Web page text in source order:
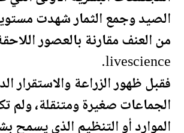
الصيد وجمع الثمار شهدت
من العنف مقارنة بالعصور
livescience.
فقبل ظهور الزراعة والاستقرار
الجماعات صغيرة ومتنقلة، ولم
الموارد أو التنظيم الذي